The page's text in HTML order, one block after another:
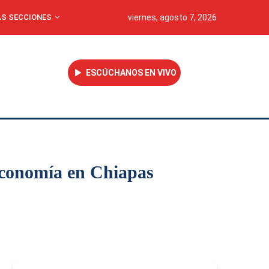
SECCIONES viernes, agosto 7, 2026
ESCÚCHANOS EN VIVO
en Chiapas